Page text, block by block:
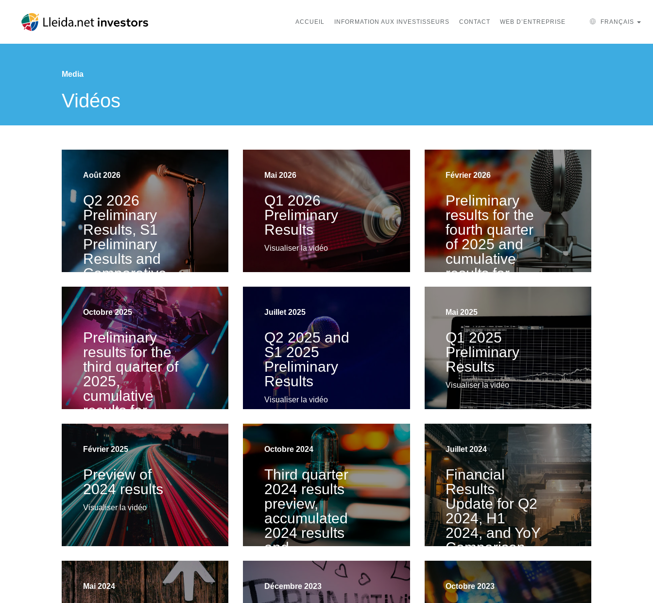
ACCUEIL INFORMATION AUX INVESTISSEURS CONTACT WEB D’ENTREPRISE FRANÇAIS
Media
Vidéos
Août 2026
Q2 2026
Preliminary
Results, S1
Preliminary
Results and
Comparative
Analysis
Visualiser la vidéo
Mai 2026
Q1 2026
Preliminary
Results
Visualiser la vidéo
Février 2026
Preliminary
results for the
fourth quarter
of 2025 and
cumulative
results for
2025
Octobre 2025
Preliminary
results for the
third quarter of
2025,
cumulative
results for
2025, and
Comparison
with previous
results
Visualiser la vidéo
Juillet 2025
Q2 2025 and
S1 2025
Preliminary
Results
Visualiser la vidéo
Mai 2025
Q1 2025
Preliminary
Results
Visualiser la vidéo
Février 2025
Preview of
2024 results
Visualiser la vidéo
Octobre 2024
Third quarter
2024 results
preview,
accumulated
2024 results
and
comparison
with previous
results
Juillet 2024
Financial
Results
Update for Q2
2024, H1
2024, and YoY
Comparison
Visualiser la vidéo
Mai 2024 Décembre 2023 Octobre 2023